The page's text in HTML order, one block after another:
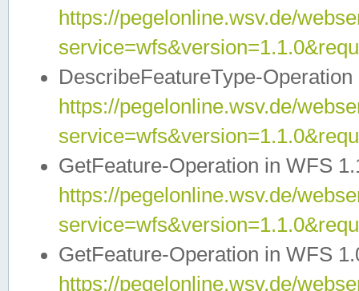
https://pegelonline.wsv.de/
DescribeFeatureType-
https://pegelonline.wsv.de/
GetFeature-Operation in WFS
https://pegelonline.wsv.de/
GetFeature-Operation in WFS
https://pegelonline.wsv.de/